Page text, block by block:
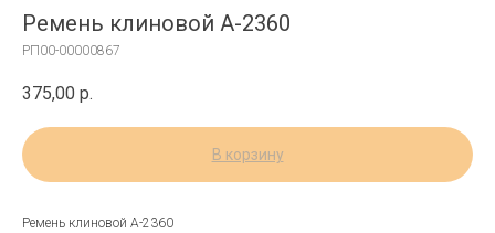
Ремень клиновой А-2360
РП00-00000867
375,00 р.
В корзину
Ремень клиновой А-2360